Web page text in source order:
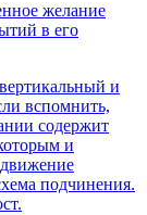
желание
в его
и
вспомнить,
содержит
и
подчинения.